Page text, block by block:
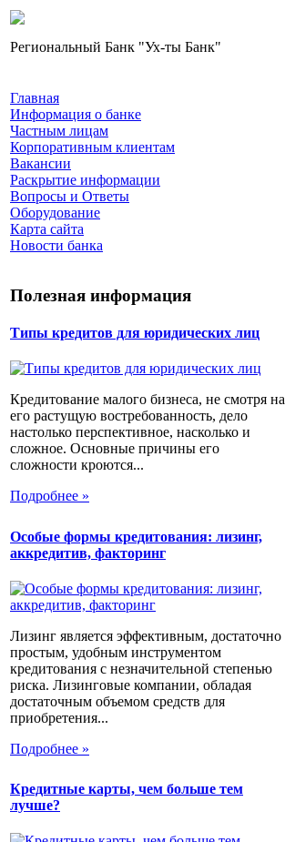
Региональный Банк "Ух-ты Банк"
Главная
Информация о банке
Частным лицам
Корпоративным клиентам
Вакансии
Раскрытие информации
Вопросы и Ответы
Оборудование
Карта сайта
Новости банка
Полезная информация
Типы кредитов для юридических лиц
Кредитование малого бизнеса, не смотря на
его растущую востребованность, дело
настолько перспективное, насколько и
сложное. Основные причины его
сложности кроются...
Подробнее »
Особые формы кредитования: лизинг,
аккредитив, факторинг
Лизинг является эффективным, достаточно
простым, удобным инструментом
кредитования с незначительной степенью
риска. Лизинговые компании, обладая
достаточным объемом средств для
приобретения...
Подробнее »
Кредитные карты, чем больше тем
лучше?